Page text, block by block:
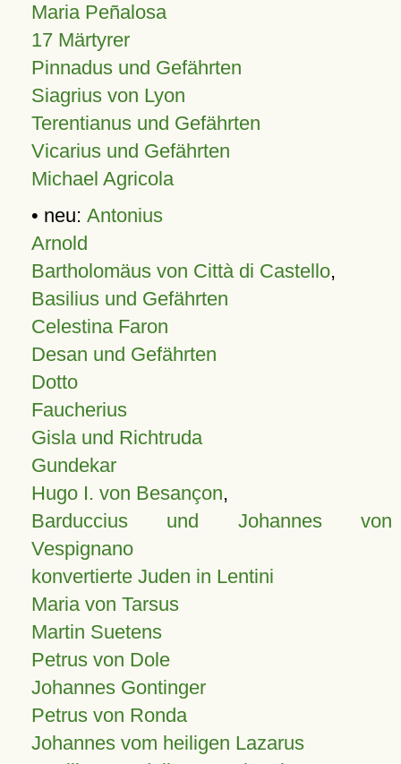
Maria Peñalosa
17 Märtyrer
Pinnadus und Gefährten
Siagrius von Lyon
Terentianus und Gefährten
Vicarius und Gefährten
Michael Agricola
• neu: Antonius
Arnold
Bartholomäus von Città di Castello,
Basilius und Gefährten
Celestina Faron
Desan und Gefährten
Dotto
Faucherius
Gisla und Richtruda
Gundekar
Hugo I. von Besançon,
Barduccius und Johannes von
Vespignano
konvertierte Juden in Lentini
Maria von Tarsus
Martin Suetens
Petrus von Dole
Johannes Gontinger
Petrus von Ronda
Johannes vom heiligen Lazarus